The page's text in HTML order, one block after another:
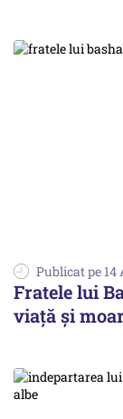
Publicat pe 14
Fratele lui
viață și